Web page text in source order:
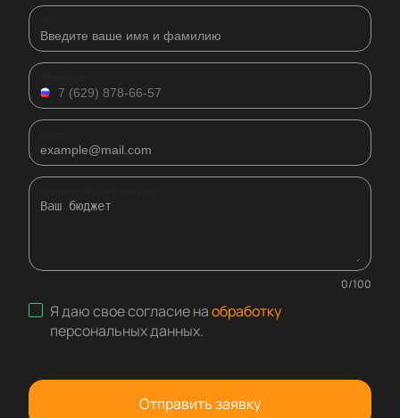
0/100
Я даю свое согласие наобработку
персональных данных.
Отправить заявку